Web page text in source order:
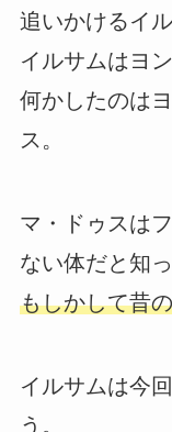
追いかけるイル
イルサムはヨ
何かしたのは
ス。
マ・ドゥスは
ない体だと知
もしかして昔
イルサムは今
う。